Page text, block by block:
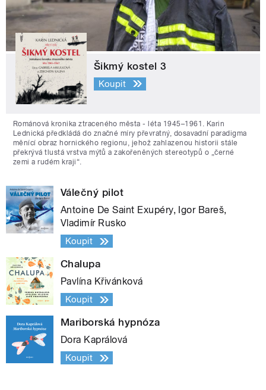
Šikmý kostel 3
Koupit
Románová kronika ztraceného města - léta 1945–1961. Karin
Lednická předkládá do značné míry převratný, dosavadní paradigma
měnící obraz hornického regionu, jehož zahlazenou historii stále
překrývá tlustá vrstva mýtů a zakořeněných stereotypů o „černé
zemi a rudém kraji“.
Válečný pilot
Antoine De Saint Exupéry, Igor Bareš,
Vladimír Rusko
Koupit
Chalupa
Pavlína Křivánková
Koupit
Mariborská hypnóza
Dora Kaprálová
Koupit